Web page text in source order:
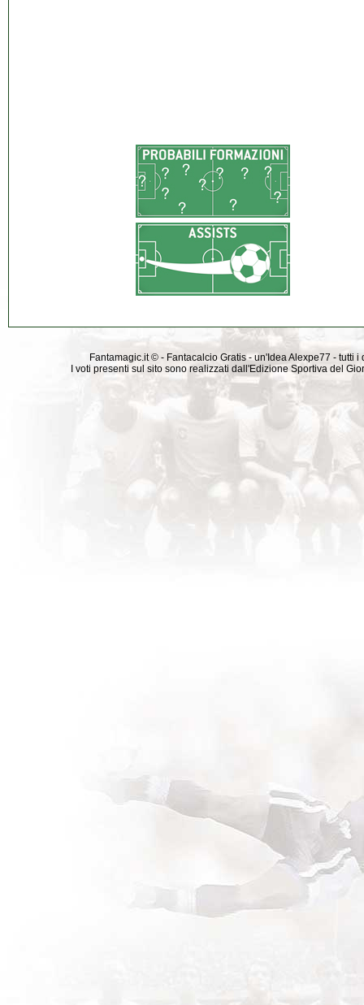
Fantamagic.it © - Fantacalcio Gratis - un'Idea Alexpe77 -
I voti presenti sul sito sono realizzati dall'Edizione Sportiva del